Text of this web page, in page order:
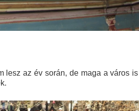
lesz az év során, de maga a város